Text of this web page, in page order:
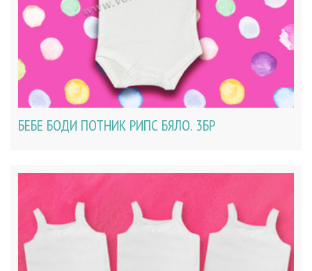
БЕБЕ БОДИ ПОТНИК РИПС БЯЛО. 3БР